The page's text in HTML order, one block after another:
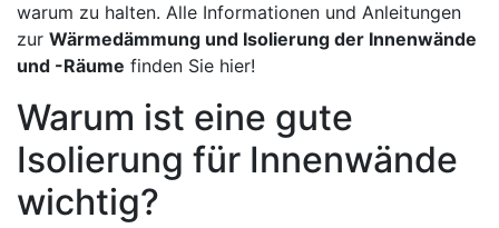
warum zu halten. Alle Informationen und Anleitungen
zur Wärmedämmung und Isolierung der Innenwände
und -Räume finden Sie hier!
Warum ist eine gute
Isolierung für Innenwände
wichtig?